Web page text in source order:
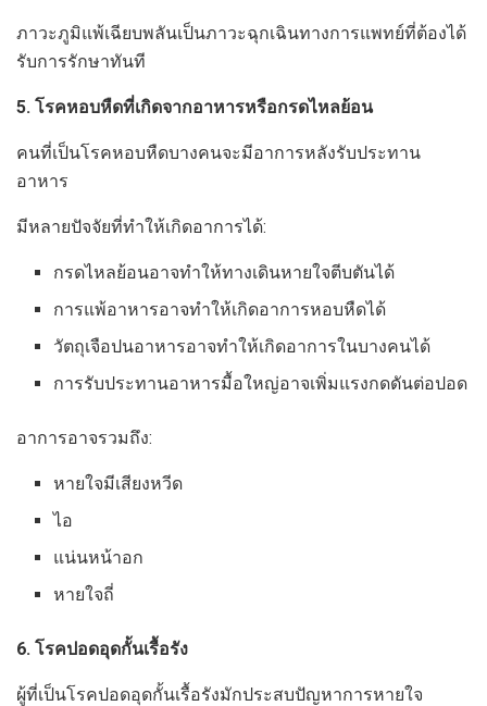
ภาวะภูมิแพ้เฉียบพลันเป็นภาวะฉุกเฉินทางการแพทย์ที่ต้องได้
รับการรักษาทันที
5. โรคหอบหืดที่เกิดจากอาหารหรือกรดไหลย้อน
คนที่เป็นโรคหอบหืดบางคนจะมีอาการหลังรับประทาน
อาหาร
มีหลายปัจจัยที่ทำให้เกิดอาการได้:
กรดไหลย้อนอาจทำให้ทางเดินหายใจตีบตันได้
การแพ้อาหารอาจทำให้เกิดอาการหอบหืดได้
วัตถุเจือปนอาหารอาจทำให้เกิดอาการในบางคนได้
การรับประทานอาหารมื้อใหญ่อาจเพิ่มแรงกดดันต่อปอด
อาการอาจรวมถึง:
หายใจมีเสียงหวีด
ไอ
แน่นหน้าอก
หายใจถี่
6. โรคปอดอุดกั้นเรื้อรัง
ผู้ที่เป็นโรคปอดอุดกั้นเรื้อรังมักประสบปัญหาการหายใจ